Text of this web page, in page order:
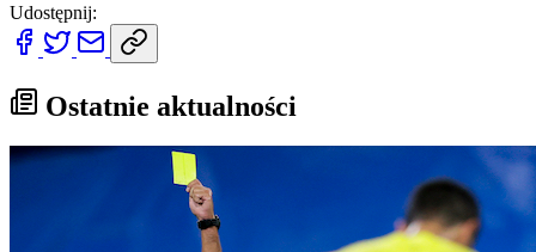
Udostępnij:
Ostatnie aktualności